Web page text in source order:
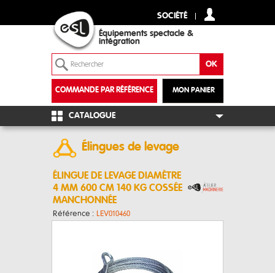
SOCIÉTÉ
Équipements spectacle &
intégration
MON PANIER
COMMANDE PAR RÉFÉRENCE
+
CATALOGUE
Élingues de levage
ÉLINGUE DE LEVAGE DIAMÈTRE
4 MM 600 CM 140 KG COSSÉE
MANCHONNÉE
Référence : LEV010460